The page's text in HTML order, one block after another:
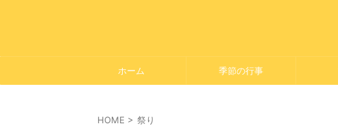
ホーム 季節の行事
HOME > 祭り